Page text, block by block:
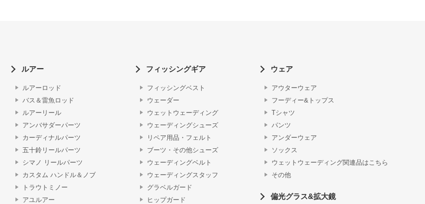
ルアー
ルアーロッド
バス＆雷魚ロッド
ルアーリール
アンバサダーパーツ
カーディナルパーツ
五十鈴リールパーツ
シマノ リールパーツ
カスタム ハンドル＆ノブ
トラウトミノー
アユルアー
フィッシングギア
フィッシングベスト
ウェーダー
ウェットウェーディング
ウェーディングシューズ
リペア用品・フェルト
ブーツ・その他シューズ
ウェーディングベルト
ウェーディングスタッフ
グラベルガード
ヒップガード
ウェア
アウターウェア
フーディー&トップス
Tシャツ
パンツ
アンダーウェア
ソックス
ウェットウェーディング関連品はこちら
その他
偏光グラス&拡大鏡